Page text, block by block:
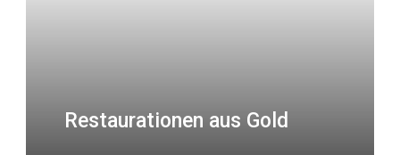
Restaurationen aus Gold